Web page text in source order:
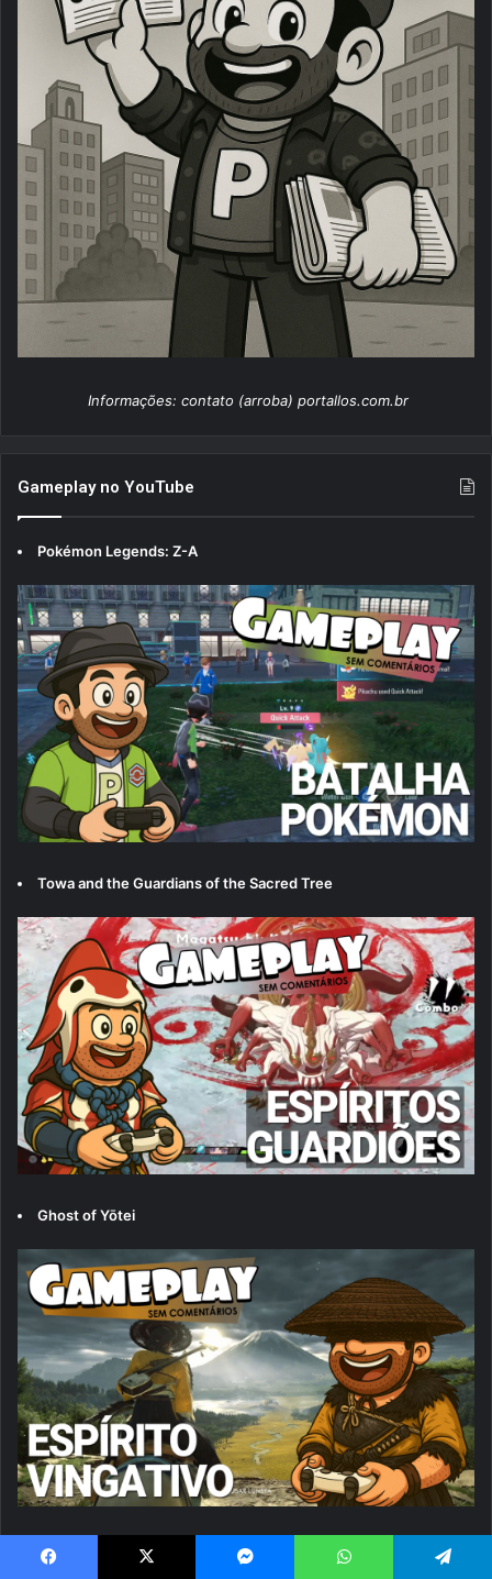
Informações: contato (arroba) portallos.com.br
Gameplay no YouTube
Pokémon Legends: Z-A
Towa and the Guardians of the Sacred Tree
Ghost of Yōtei
Digimon Story: Time Stranger